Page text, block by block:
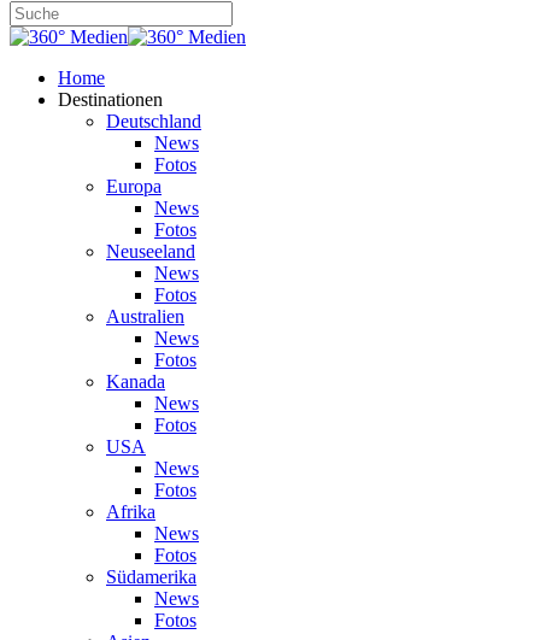
Home
Destinationen
Deutschland
News
Fotos
Europa
News
Fotos
Neuseeland
News
Fotos
Australien
News
Fotos
Kanada
News
Fotos
USA
News
Fotos
Afrika
News
Fotos
Südamerika
News
Fotos